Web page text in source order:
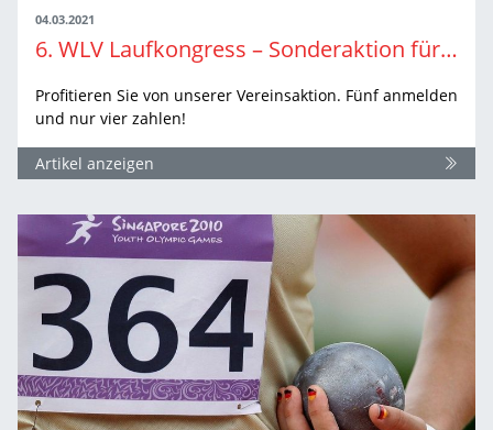
04.03.2021
6. WLV Laufkongress – Sonderaktion für Vereine
Profitieren Sie von unserer Vereinsaktion. Fünf anmelden
und nur vier zahlen!
Artikel anzeigen